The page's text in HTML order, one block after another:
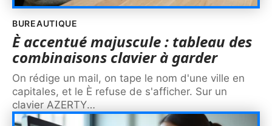
BUREAUTIQUE
È accentué majuscule : tableau des
combinaisons clavier à garder
On rédige un mail, on tape le nom d'une ville en
capitales, et le È refuse de s'afficher. Sur un
clavier AZERTY…